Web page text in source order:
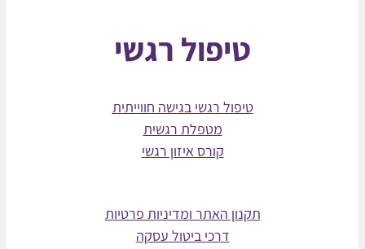
טיפול רגשי
טיפול רגשי בגישה חווייתית
מטפלת רגשית
קורס איזון רגשי
תקנון האתר ומדיניות פרטיות
דרכי ביטול עסקה